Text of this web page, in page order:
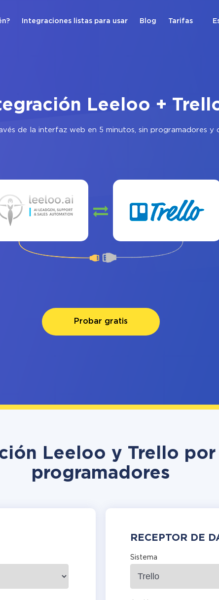
Integraciones listas para usar Blog Tarifas
Leeloo +
de la interfaz web en 5 minutos, sin programadores y
Probar gratis
Leeloo y Trello por
programadores
RECEPTOR DE
Sistema